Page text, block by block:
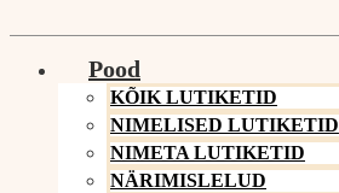
Pood
KÕIK LUTIKETID
NIMELISED LUTIKETID
NIMETA LUTIKETID
NÄRIMISLELUD